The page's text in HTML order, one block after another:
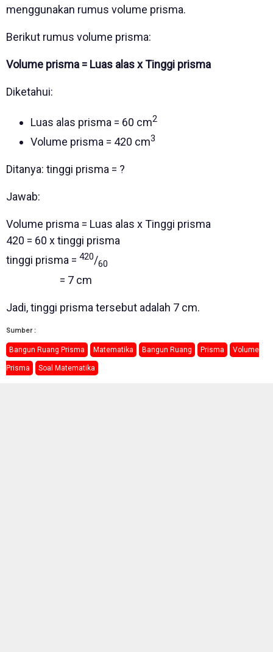
menggunakan rumus volume prisma.
Berikut rumus volume prisma:
Volume prisma = Luas alas x Tinggi prisma
Diketahui:
Luas alas prisma = 60 cm2
Volume prisma = 420 cm3
Ditanya: tinggi prisma = ?
Jawab:
Volume prisma = Luas alas x Tinggi prisma
420 = 60 x tinggi prisma
tinggi prisma = 420/60
= 7 cm
Jadi, tinggi prisma tersebut adalah 7 cm.
Sumber :
Bangun Ruang Prisma Matematika Bangun Ruang Prisma Volume
Prisma Soal Matematika